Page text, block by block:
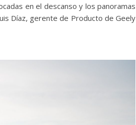
en el descanso y los panoramas
Díaz, gerente de Producto de Geely